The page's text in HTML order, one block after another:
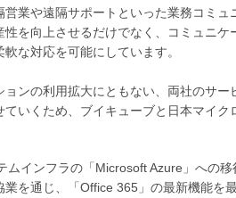
営業や遠隔サポートといった業務コミ
を向上させるだけでなく、コミュニ
な対応を可能にしています。
ョンの利用拡大にともない、両社のサ
いくため、ブイキューブと日本マイ
ムインフラの「Microsoft Azure」への移
業を通じ、「Office 365」の最新機能を